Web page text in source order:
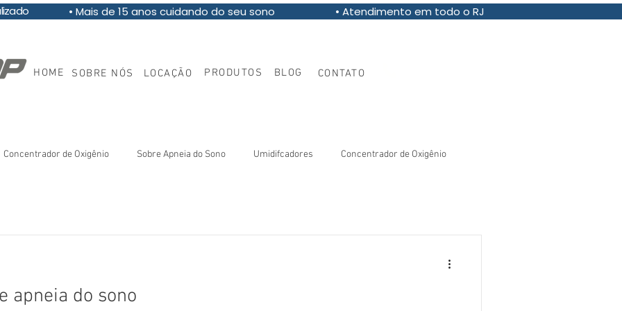
• Atendimento em todo o RJ
• Mais de 15 anos cuidando do seu sono
HOME SOBRE NÓS LOCAÇÃO PRODUTOS BLOG CONTATO
Concentrador de Oxigênio Sobre Apneia do Sono Umidifcadores Concentrador de Oxigênio
apneia do sono